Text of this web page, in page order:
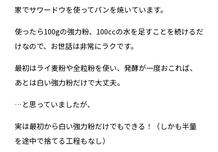
家でサワードウを使ってパンを焼いています。
使ったら100gの強力粉、100ccの水を足すことを続けるだ
けなので、お世話は非常にラクです。
最初はライ麦粉や全粒粉を使い、発酵が一度おこれば、
あとは白い強力粉だけで大丈夫。
…と思っていましたが、
実は最初から白い強力粉だけでもできる！（しかも半量
を途中で捨てる工程もなし）